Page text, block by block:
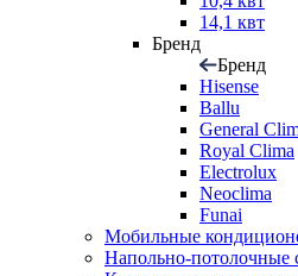
14,1 квт
Бренд
Бренд
Hisense
Ballu
General
Royal Clima
Electrolux
Neoclima
Funai
Мобильные
Напольно-потолоч​ные